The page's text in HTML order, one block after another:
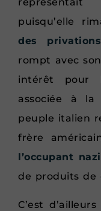
puisqu’elle
des
rompt avec
intérêt pour
associée à la
peuple italien
frère
l’occupant nazi
de produits de
C’est